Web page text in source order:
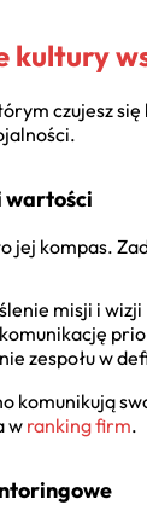
kultury
czujesz
wartości
jej kompas.
misji i wizji
zespołu w
komunikują
w ranking firm.